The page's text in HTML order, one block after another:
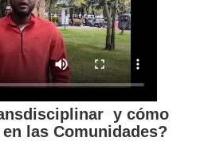
y cómo
las Comunidades?